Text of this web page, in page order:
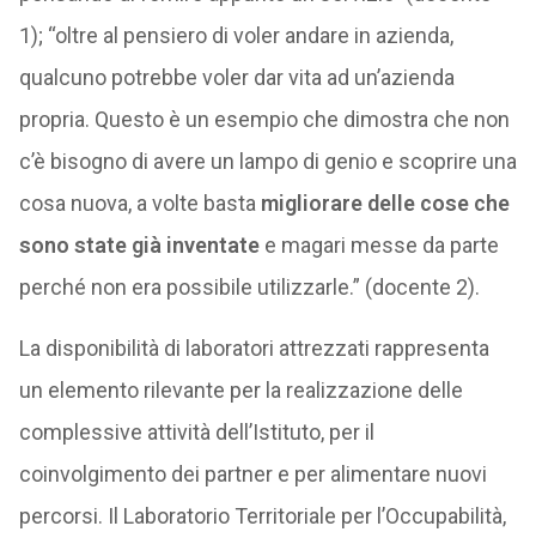
1); “oltre al pensiero di voler andare in azienda,
qualcuno potrebbe voler dar vita ad un’azienda
propria. Questo è un esempio che dimostra che non
c’è bisogno di avere un lampo di genio e scoprire una
cosa nuova, a volte basta migliorare delle cose che
sono state già inventatee magari messe da parte
perché non era possibile utilizzarle.” (docente 2).
La disponibilità di laboratori attrezzati rappresenta
un elemento rilevante per la realizzazione delle
complessive attività dell’Istituto, per il
coinvolgimento dei partner e per alimentare nuovi
percorsi. Il Laboratorio Territoriale per l’Occupabilità,